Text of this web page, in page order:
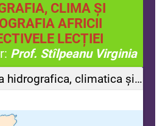
CLIMA ȘI
AFRICII
LECȚIEI
Prof. Stîlpeanu Virginia
Africa-harta hidrografica, climatica și biogeografica